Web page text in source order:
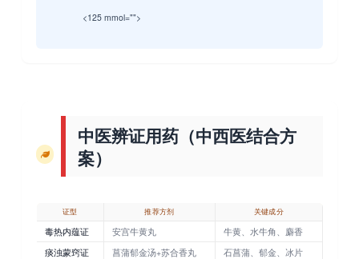
<125 mmol="">
中医辨证用药（中西医结合方
案）
证型 推荐方剂 关键成分
毒热内蕴证 安宫牛黄丸
牛黄、水牛角、麝香
痰浊蒙窍证
菖蒲郁金汤+苏合香丸
石菖蒲、郁金、冰片